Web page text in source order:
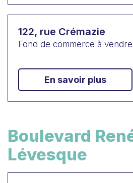
122, rue Crémazie
Fond de commerce à vendre
En savoir plus
Boulevard
Lévesque